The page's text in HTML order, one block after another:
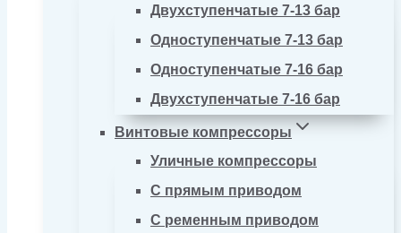
Двухступенчатые 7-13 бар
Одноступенчатые 7-13 бар
Одноступенчатые 7-16 бар
Двухступенчатые 7-16 бар
Винтовые компрессоры
Уличные компрессоры
С прямым приводом
С ременным приводом